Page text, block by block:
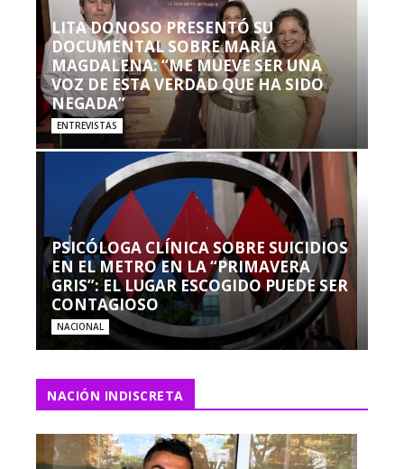
LITA DONOSO PRESENTÓ SU
DOCUMENTAL SOBRE MARÍA
MAGDALENA: “ME MUEVE SER UNA
VOZ DE ESTA VERDAD QUE HA SIDO
NEGADA”
ENTREVISTAS
PSICÓLOGA CLÍNICA SOBRE SUICIDIOS
EN EL METRO EN LA “PRIMAVERA
GRIS”: EL LUGAR ESCOGIDO PUEDE SER
CONTAGIOSO
NACIONAL
NACIÓN INDISCRETA